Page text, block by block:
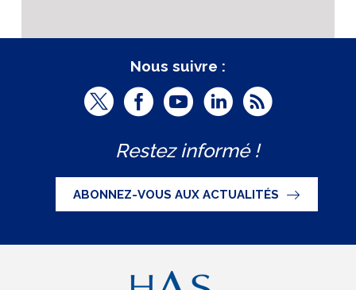
Nous suivre :
T
i
t
t
e
F
c
e
b
o
o
Y
u
t
u
b
e
L
n
k
e
d
R
Restez informé !
ABONNEZ-VOUS AUX ACTUALITÉS